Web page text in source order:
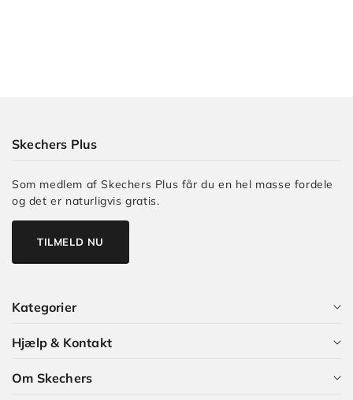
Kategorier
Hjælp & Kontakt
Om Skechers
Skechers Plus
Som medlem af Skechers Plus får du en hel masse fordele
og det er naturligvis gratis.
TILMELD NU